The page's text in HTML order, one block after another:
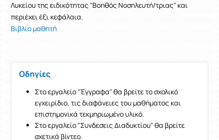
Λυκείου της ειδικότητας "Βοηθός Νοσηλευτή/τριας" και
περιέχει έξι κεφάλαια.
Βιβλίο μαθητή
Οδηγίες
Στο εργαλείο "Έγγραφα" θα βρείτε το σχολικό
εγχειρίδιο, τις διαφάνειες του μαθήματος και
επιστημονικά τεκμηριωμένο υλικό.
Στο εργαλείο "Συνδεσεις Διαδυκτίου" θα βρείτε
σχετικά βίντεο.